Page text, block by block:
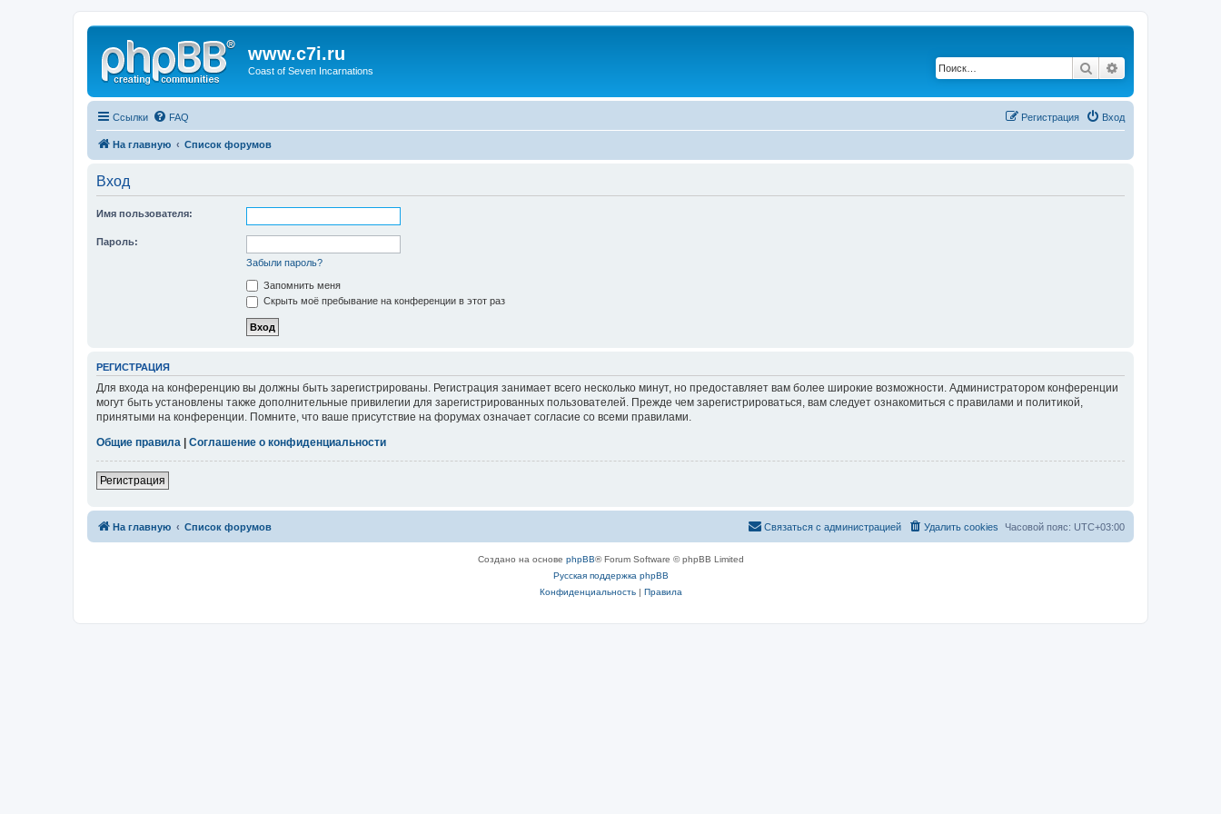
www.c7i.ru
Coast of Seven Incarnations Поиск
Ссылки FAQ Вход
Регистрация
На главную Список форумов
Вход
Имя пользователя:
Пароль:
Забыли пароль?
Запомнить меня
Скрыть моё пребывание на конференции в этот раз
РЕГИСТРАЦИЯ
Для входа на конференцию вы должны быть зарегистрированы. Регистрация занимает всего несколько минут, но предоставляет вам более широкие возможности. Администратором конференции
могут быть установлены также дополнительные привилегии для зарегистрированных пользователей. Прежде чем зарегистрироваться, вам следует ознакомиться с правилами и политикой,
принятыми на конференции. Помните, что ваше присутствие на форумах означает согласие со всеми правилами.
Общие правила
Соглашение о конфиденциальности
Регистрация
На главную Список форумов Часовой пояс: UTC+03:00
Удалить cookies
Связаться с администрацией
Создано на основе phpBB® Forum Software © phpBB Limited
Русская поддержка phpBB
Конфиденциальность| Правила